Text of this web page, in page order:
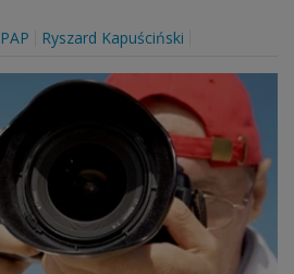
PAP Ryszard Kapuściński